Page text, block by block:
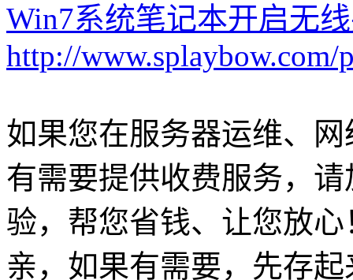
Win7系统笔记本开启无
http://www.splaybow.com/
如果您在服务器运维、
有需要提供收费服务，
验，帮您省钱、让您放心
亲，如果有需要，先存